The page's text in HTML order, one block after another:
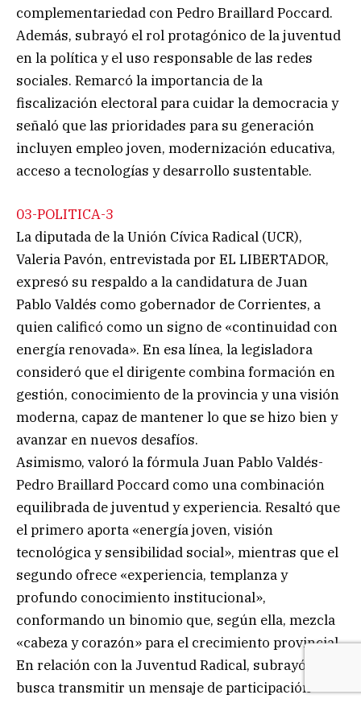
complementariedad con Pedro Braillard Poccard.
Además, subrayó el rol protagónico de la juventud
en la política y el uso responsable de las redes
sociales. Remarcó la importancia de la
fiscalización electoral para cuidar la democracia y
señaló que las prioridades para su generación
incluyen empleo joven, modernización educativa,
acceso a tecnologías y desarrollo sustentable.
03-POLITICA-3
La diputada de la Unión Cívica Radical (UCR),
Valeria Pavón, entrevistada por EL LIBERTADOR,
expresó su respaldo a la candidatura de Juan
Pablo Valdés como gobernador de Corrientes, a
quien calificó como un signo de «continuidad con
energía renovada». En esa línea, la legisladora
consideró que el dirigente combina formación en
gestión, conocimiento de la provincia y una visión
moderna, capaz de mantener lo que se hizo bien y
avanzar en nuevos desafíos.
Asimismo, valoró la fórmula Juan Pablo Valdés-
Pedro Braillard Poccard como una combinación
equilibrada de juventud y experiencia. Resaltó que
el primero aporta «energía joven, visión
tecnológica y sensibilidad social», mientras que el
segundo ofrece «experiencia, templanza y
profundo conocimiento institucional»,
conformando un binomio que, según ella, mezcla
«cabeza y corazón» para el crecimiento provincial.
En relación con la Juventud Radical, subrayó que
busca transmitir un mensaje de participación